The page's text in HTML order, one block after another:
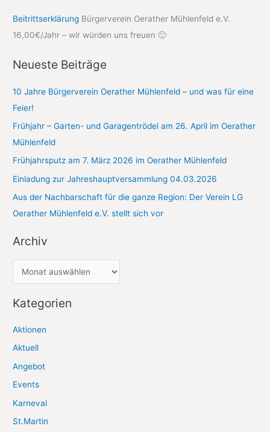
e
n
a
Beitrittserklärung Bürgerverein Oerather Mühlenfeld e.V.
16,00€/Jahr – wir würden uns freuen 🙂
Neueste Beiträge
10 Jahre Bürgerverein Oerather Mühlenfeld – und was für eine
Feier!
Frühjahr – Garten- und Garagentrödel am 26. April im Oerather
Mühlenfeld
Frühjahrsputz am 7. März 2026 im Oerather Mühlenfeld
Einladung zur Jahreshauptversammlung 04.03.2026
Aus der Nachbarschaft für die ganze Region: Der Verein LG
Oerather Mühlenfeld e.V. stellt sich vor
Archiv
r
c
i
v
Kategorien
Aktionen
Aktuell
Angebot
Events
Karneval
St.Martin